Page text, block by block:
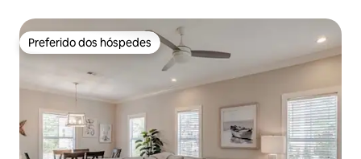
Preferido dos hóspedes
Preferido dos hóspedes